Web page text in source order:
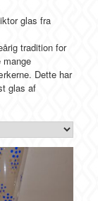
glas fra
tradition for
Dette har
glas af